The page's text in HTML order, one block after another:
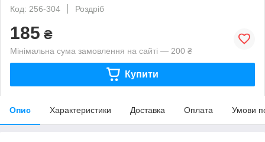
Код: 256-304
Роздріб
185 ₴
Мінімальна сума замовлення на сайті — 200 ₴
Купити
Опис Характеристики Доставка Оплата Умови